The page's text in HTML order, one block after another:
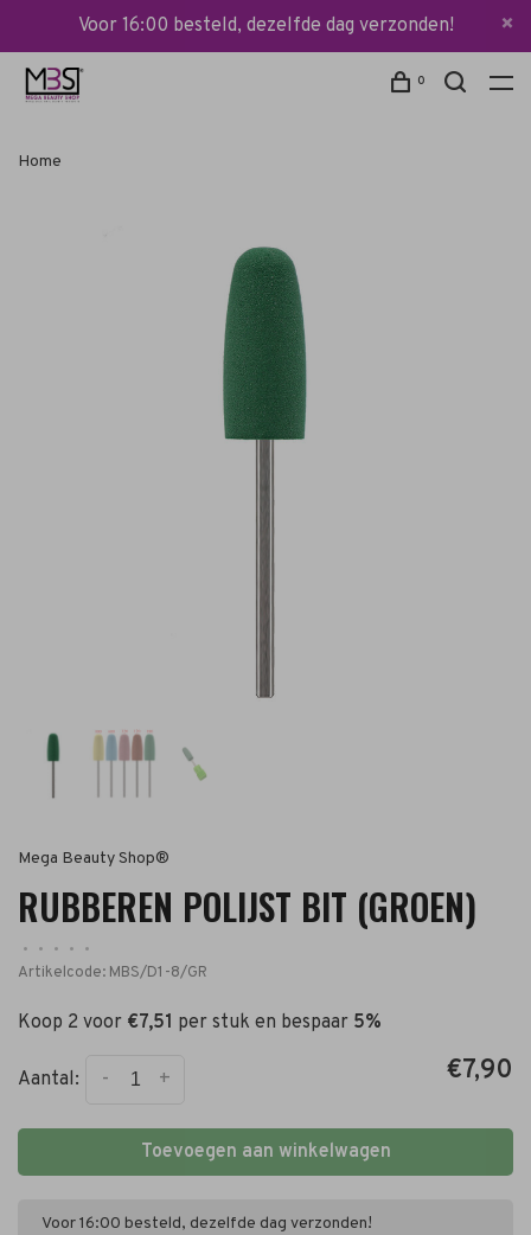
Voor 16:00 besteld, dezelfde dag verzonden!
0
Home
Mega Beauty Shop®
RUBBEREN POLIJST BIT (GROEN)
• • • •
•
Artikelcode: MBS/D1-8/GR
Koop 2 voor €7,51 per stuk en bespaar 5%
Aantal: +
- €7,90
Toevoegen aan winkelwagen
Voor 16:00 besteld, dezelfde dag verzonden!